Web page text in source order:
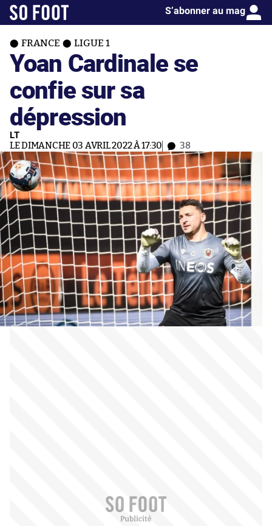
S’abonner au mag
FRANCE LIGUE 1
Yoan Cardinale se
confie sur sa
dépression
LT
LE DIMANCHE 03 AVRIL 2022 À 17:30 38